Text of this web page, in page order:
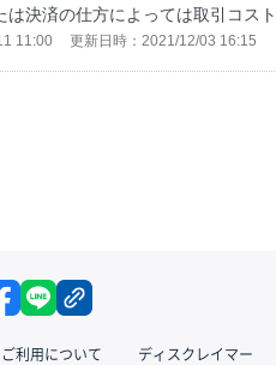
決済の仕方によっては取引コス
11:00 更新日時：2021/12/03 16:15
X facebook
利用について ディスクレイマー